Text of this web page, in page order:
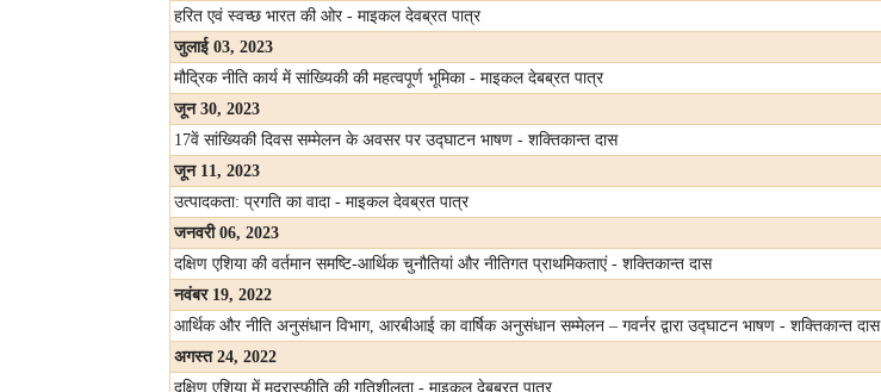
हरित एवं स्वच्छ भारत की ओर - माइकल देवब्रत पात्र
जुलाई03, 2023
मौद्रिक नीति कार्य में सांख्यिकी की महत्वपूर्ण भूमिका - माइकल देबब्रत पात्र
जून30, 2023
17वें सांख्यिकी दिवस सम्मेलन के अवसर पर उद्घाटन भाषण - शक्तिकान्त दास
जून11, 2023
उत्पादकता: प्रगति का वादा - माइकल देवब्रत पात्र
जनवरी06, 2023
दक्षिण एशिया की वर्तमान समष्टि-आर्थिक चुनौतियां और नीतिगत प्राथमिकताएं - शक्तिकान्त दास
नवंबर19, 2022
आर्थिक और नीति अनुसंधान विभाग, आरबीआई का वार्षिक अनुसंधान सम्मेलन – गवर्नर द्वारा उद्घाटन भाषण - शक्तिकान्त दास
अगस्त24, 2022
दक्षिण एशिया में मुद्रास्फीति की गतिशीलता - माइकल देबब्रत पात्र